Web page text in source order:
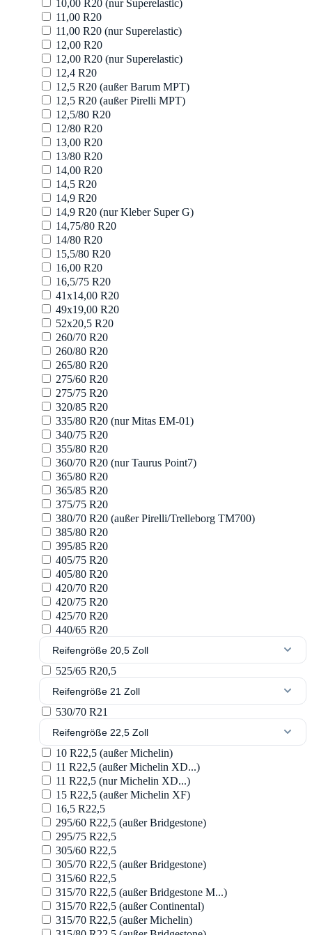
10,00 R20 (nur Superelastic)
11,00 R20
11,00 R20 (nur Superelastic)
12,00 R20
12,00 R20 (nur Superelastic)
12,4 R20
12,5 R20 (außer Barum MPT)
12,5 R20 (außer Pirelli MPT)
12,5/80 R20
12/80 R20
13,00 R20
13/80 R20
14,00 R20
14,5 R20
14,9 R20
14,9 R20 (nur Kleber Super G)
14,75/80 R20
14/80 R20
15,5/80 R20
16,00 R20
16,5/75 R20
41x14,00 R20
49x19,00 R20
52x20,5 R20
260/70 R20
260/80 R20
265/80 R20
275/60 R20
275/75 R20
320/85 R20
335/80 R20 (nur Mitas EM-01)
340/75 R20
355/80 R20
360/70 R20 (nur Taurus Point7)
365/80 R20
365/85 R20
375/75 R20
380/70 R20 (außer Pirelli/Trelleborg TM700)
385/80 R20
395/85 R20
405/75 R20
405/80 R20
420/70 R20
420/75 R20
425/70 R20
440/65 R20
Reifengröße 20,5 Zoll
525/65 R20,5
Reifengröße 21 Zoll
530/70 R21
Reifengröße 22,5 Zoll
10 R22,5 (außer Michelin)
11 R22,5 (außer Michelin XD...)
11 R22,5 (nur Michelin XD...)
15 R22,5 (außer Michelin XF)
16,5 R22,5
295/60 R22,5 (außer Bridgestone)
295/75 R22,5
305/60 R22,5
305/70 R22,5 (außer Bridgestone)
315/60 R22,5
315/70 R22,5 (außer Bridgestone M...)
315/70 R22,5 (außer Continental)
315/70 R22,5 (außer Michelin)